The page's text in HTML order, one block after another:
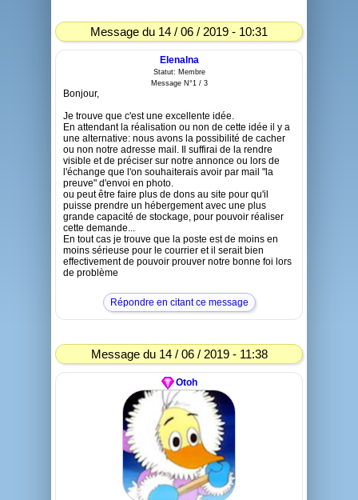
Message du 14 / 06 / 2019 - 10:31
Elenalna
Statut: Membre
Message N°1 / 3
Bonjour,
Je trouve que c'est une excellente idée.
En attendant la réalisation ou non de cette idée il y a
une alternative: nous avons la possibilité de cacher
ou non notre adresse mail. Il suffirai de la rendre
visible et de préciser sur notre annonce ou lors de
l'échange que l'on souhaiterais avoir par mail "la
preuve" d'envoi en photo.
ou peut être faire plus de dons au site pour qu'il
puisse prendre un hébergement avec une plus
grande capacité de stockage, pour pouvoir réaliser
cette demande...
En tout cas je trouve que la poste est de moins en
moins sérieuse pour le courrier et il serait bien
effectivement de pouvoir prouver notre bonne foi lors
de problème
Répondre en citant ce message
Message du 14 / 06 / 2019 - 11:38
Otoh